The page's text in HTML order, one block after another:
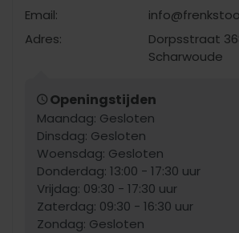
Email:
Adres:
Dorpsstraat
Scharwoude
Openingstijden
Maandag: Gesloten
Dinsdag: Gesloten
Woensdag: Gesloten
Donderdag: 13:00 - 17:30 uur
Vrijdag: 09:30 - 17:30 uur
Zaterdag: 09:30 - 16:30 uur
Zondag: Gesloten